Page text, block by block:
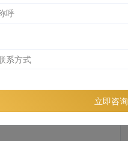
立即咨询